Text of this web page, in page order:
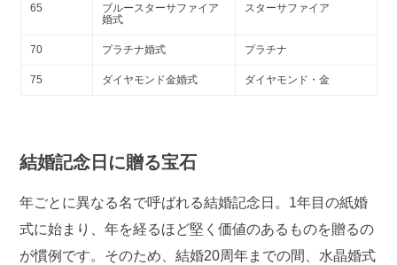
65
ブルースターサファイア
婚式
スターサファイア
70 プラチナ婚式 プラチナ
75 ダイヤモンド金婚式 ダイヤモンド・金
結婚記念日に贈る宝石
年ごとに異なる名で呼ばれる結婚記念日。1年目の紙婚
式に始まり、年を経るほど堅く価値のあるものを贈るの
が慣例です。そのため、結婚20周年までの間、水晶婚式